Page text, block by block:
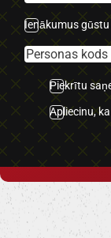
Ienākumus
Piekrītu
Apliecinu,